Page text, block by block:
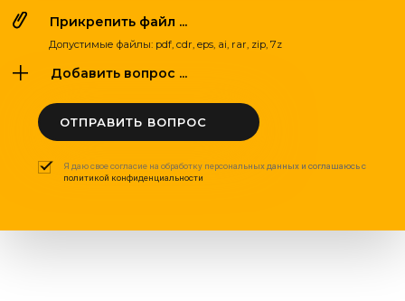
Прикрепить файл ...
Допустимые файлы: pdf, cdr, eps, ai, rar, zip, 7z
Добавить вопрос ...
ОТПРАВИТЬ ВОПРОС
Я даю свое согласие на обработку персональных данных и соглашаюсь с
политикой конфиденциальности